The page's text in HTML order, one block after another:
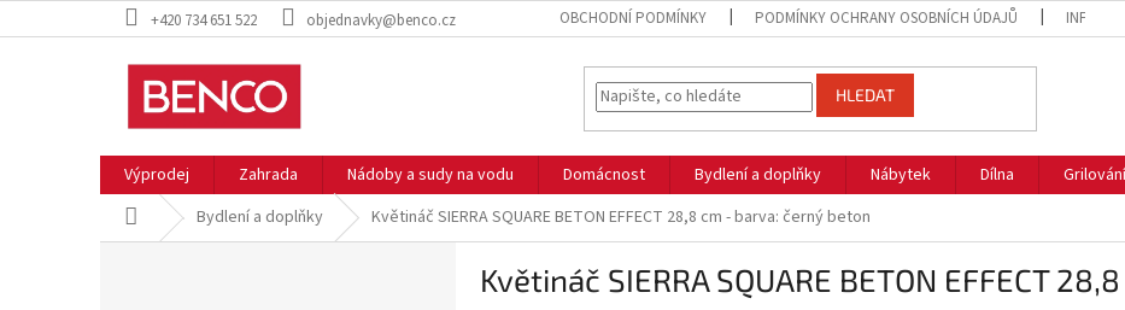
na
+420 734 651 522 objednavky@benco.cz OBCHODNÍ PODMÍNKY PODMÍNKY OCHRANY OSOBNÍCH ÚDAJŮ
HLEDAT
Výprodej Zahrada Nádoby a sudy na vodu Domácnost Bydlení a doplňky Nábytek Dílna Grilování
Domů Bydlení a doplňky Květináč SIERRA SQUARE BETON EFFECT 28,8 cm - barva: černý beton
Květináč SIERRA SQUARE BETON EFFECT